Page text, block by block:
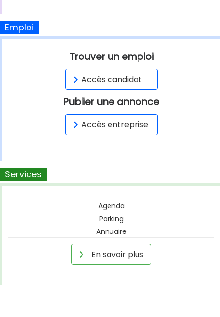
Emploi
Trouver un emploi
Accès candidat
Publier une annonce
Accès entreprise
Services
Agenda
Parking
Annuaire
En savoir plus